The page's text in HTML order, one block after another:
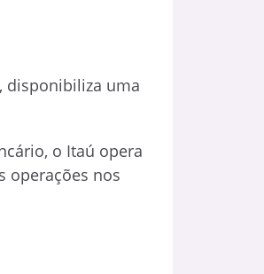
disponibiliza uma
o Itaú opera
operações nos